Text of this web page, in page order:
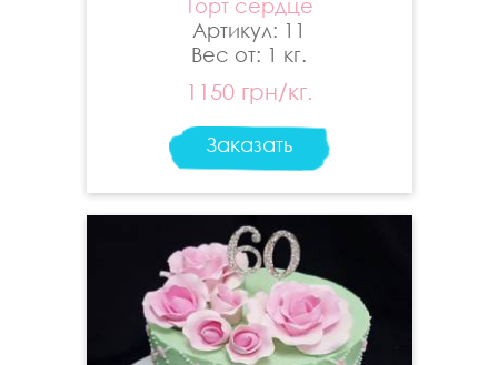
Торт сердце
Артикул: 11
Вес от: 1 кг.
1150 грн/кг.
Заказать